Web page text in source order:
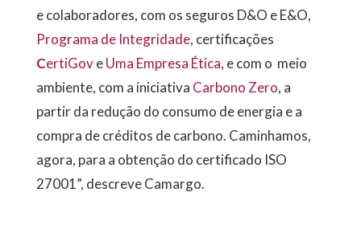
e colaboradores, com os seguros D&O e E&O,
Programa de Integridade, certificações
CertiGoveUma Empresa Ética, e com o meio
ambiente, com a iniciativa Carbono Zero, a
partir da redução do consumo de energia e a
compra de créditos de carbono. Caminhamos,
agora, para a obtenção do certificado ISO
27001”, descreve Camargo.